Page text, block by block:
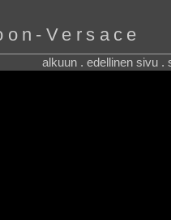
Versace
alkuun . edellinen sivu .